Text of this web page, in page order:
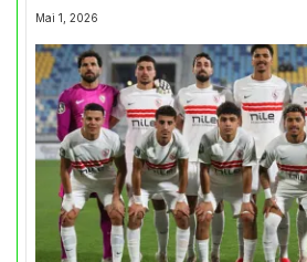
Mai 1, 2026